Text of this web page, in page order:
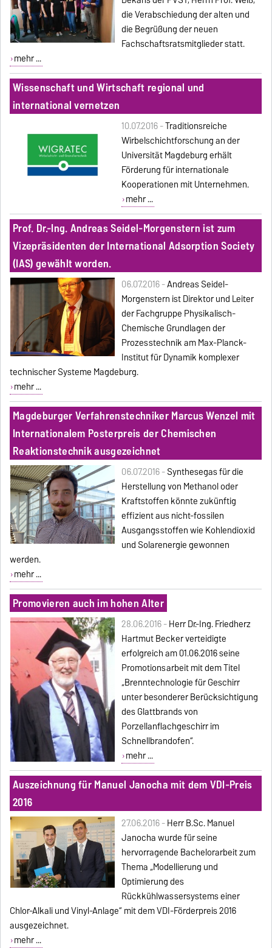
die Verabschiedung der alten und
die Begrüßung der neuen
Fachschaftsratsmitglieder statt.
mehr ...
Wissenschaft und Wirtschaft regional und
international vernetzen
10.07.2016 -Traditionsreiche
Wirbelschichtforschung an der
Universität Magdeburg erhält
Förderung für internationale
Kooperationen mit Unternehmen.
mehr ...
Prof. Dr.-Ing. Andreas Seidel-Morgenstern ist zum
Vizepräsidenten der International Adsorption Society
(IAS) gewählt worden.
06.07.2016 -Andreas Seidel-
Morgenstern ist Direktor und Leiter
der Fachgruppe Physikalisch-
Chemische Grundlagen der
Prozesstechnik am Max-Planck-
Institut für Dynamik komplexer
technischer Systeme Magdeburg.
mehr ...
Magdeburger Verfahrenstechniker Marcus Wenzel mit
Internationalem Posterpreis der Chemischen
Reaktionstechnik ausgezeichnet
06.07.2016 -Synthesegas für die
Herstellung von Methanol oder
Kraftstoffen könnte zukünftig
effizient aus nicht-fossilen
Ausgangsstoffen wie Kohlendioxid
und Solarenergie gewonnen
werden.
mehr ...
Promovieren auch im hohen Alter
28.06.2016 -Herr Dr.-Ing. Friedherz
Hartmut Becker verteidigte
erfolgreich am 01.06.2016 seine
Promotionsarbeit mit dem Titel
„Brenntechnologie für Geschirr
unter besonderer Berücksichtigung
des Glattbrands von
Porzellanflachgeschirr im
Schnellbrandofen“.
mehr ...
Auszeichnung für Manuel Janocha mit dem VDI-Preis
2016
27.06.2016 -Herr B.Sc. Manuel
Janocha wurde für seine
hervorragende Bachelorarbeit zum
Thema „Modellierung und
Optimierung des
Rückkühlwassersystems einer
Chlor-Alkali und Vinyl-Anlage“ mit dem VDI-Förderpreis 2016
ausgezeichnet.
mehr ...